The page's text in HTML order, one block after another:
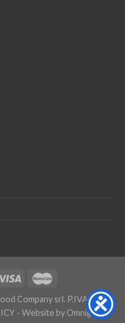
Company srl. P.IVA:
- Website by Omnigraph